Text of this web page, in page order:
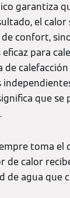
garantiza
el
confort,
para
de
que
toma
de calor
de agua que